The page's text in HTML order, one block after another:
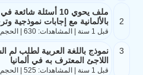
2
ملف يحوي 10 أسئلة
بالألمانية مع إجابات نموذجية
قبل 1 سنة | المشاهدات: 630 | الحجم: 2.3MB
3
نموذج باللغة العربية لطلب لم
اللاجئ المعترف به في ألمانيا
قبل 1 سنة | المشاهدات: 525 | الحجم: 337.5KB